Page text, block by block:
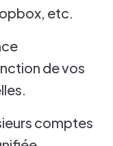
etc.
de vos
comptes